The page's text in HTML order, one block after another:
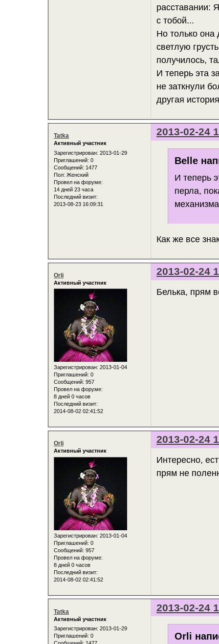
расставании:
с тобой...
Но только она
светлую
получилось,
И теперь эта
не заткнули
другая
2013-02-24
Tatka
Активный участник
Зарегистрирован: 2013-01-29
Приглашений: 0
Сообщений: 1477
Пол: Женский
Провел на форуме:
14 дней 23 часа
Последний визит:
2013-08-23 16:09:31
Belle
И теперь
перла,
Как же все
2013-02-24
Orli
Активный участник
Зарегистрирован: 2013-01-04
Приглашений: 0
Сообщений: 957
Провел на форуме:
8 дней 0 часов
Последний визит:
2014-08-02 02:41:52
Белька, прям
2013-02-24
Orli
Активный участник
Зарегистрирован: 2013-01-04
Приглашений: 0
Сообщений: 957
Провел на форуме:
8 дней 0 часов
Последний визит:
2014-08-02 02:41:52
Интересно,
прям не
2013-02-24
Tatka
Активный участник
Зарегистрирован: 2013-01-29
Приглашений: 0
Orli